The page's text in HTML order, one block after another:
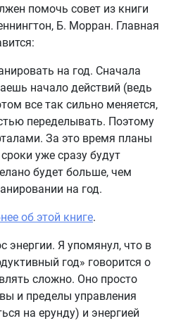
помочь совет из книги
Б. Морран. Главная
на год. Сначала
начало действий (ведь
все так сильно меняется,
переделывать. Поэтому
За это время планы
уже сразу будут
будет больше, чем
на год.
об этой книге.
энергии. Я упомянул, что в
год» говорится о
сложно. Оно просто
и пределы управления
на ерунду) и энергией